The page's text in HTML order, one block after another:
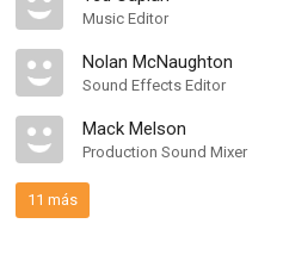
Music Editor
Nolan McNaughton
Sound Effects Editor
Mack Melson
Production Sound Mixer
11 más